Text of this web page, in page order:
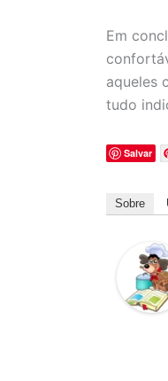
Em
aqueles
tudo
Salvar
Sobre